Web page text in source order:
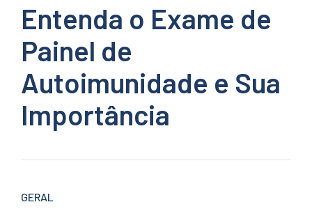
Entenda o Exame de
Painel de
Autoimunidade e Sua
Importância
GERAL